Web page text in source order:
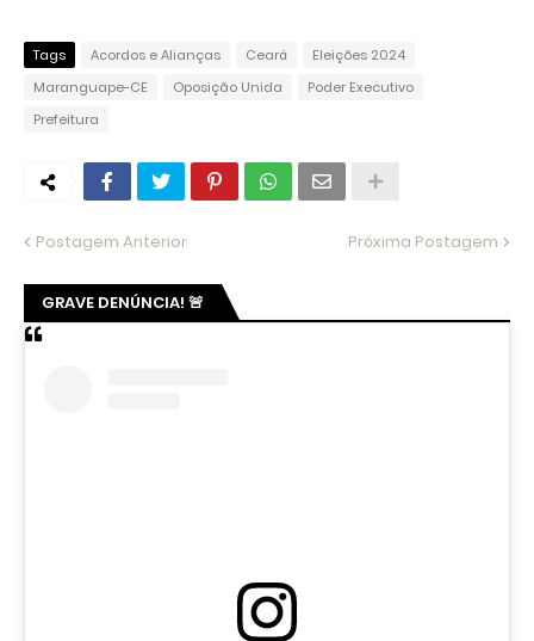
Tags Acordos e Alianças Ceará
Eleições 2024
Maranguape-CE
Oposição Unida
Poder Executivo
Prefeitura
Postagem Anterior Próxima Postagem
GRAVE DENÚNCIA! 🚨